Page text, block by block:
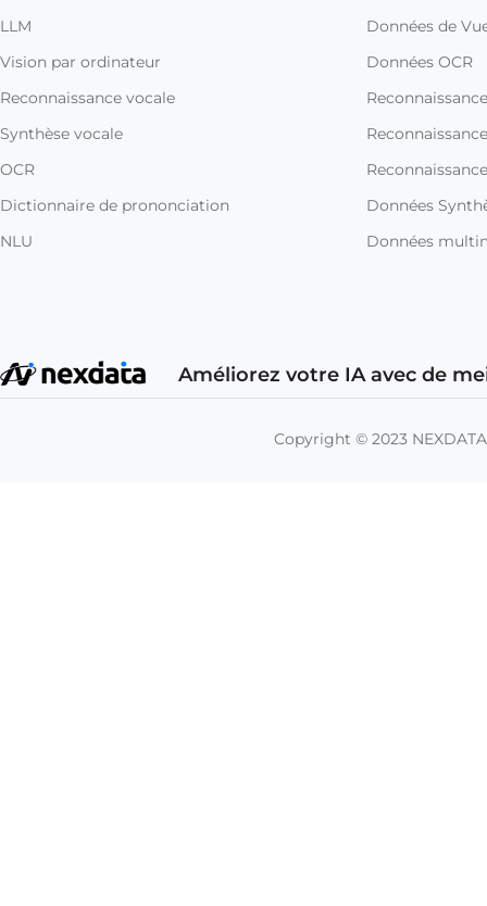
LLM
Vision par ordinateur
Reconnaissance vocale
Synthèse vocale
OCR
Dictionnaire de prononciation
NLU
Données de
Données OCR
Données
Données
Améliorez votre IA avec de
Copyright © 2023 NEXDATA